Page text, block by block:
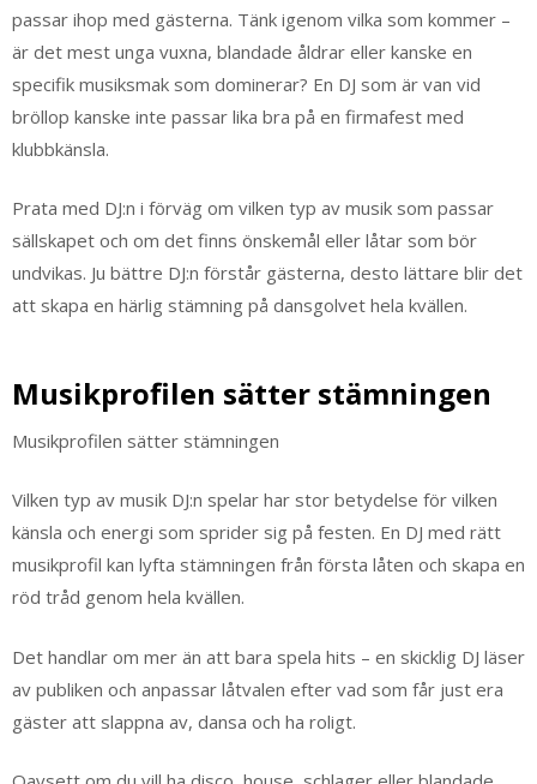
passar ihop med gästerna. Tänk igenom vilka som kommer –
är det mest unga vuxna, blandade åldrar eller kanske en
specifik musiksmak som dominerar? En DJ som är van vid
bröllop kanske inte passar lika bra på en firmafest med
klubbkänsla.
Prata med DJ:n i förväg om vilken typ av musik som passar
sällskapet och om det finns önskemål eller låtar som bör
undvikas. Ju bättre DJ:n förstår gästerna, desto lättare blir det
att skapa en härlig stämning på dansgolvet hela kvällen.
Musikprofilen sätter stämningen
Musikprofilen sätter stämningen
Vilken typ av musik DJ:n spelar har stor betydelse för vilken
känsla och energi som sprider sig på festen. En DJ med rätt
musikprofil kan lyfta stämningen från första låten och skapa en
röd tråd genom hela kvällen.
Det handlar om mer än att bara spela hits – en skicklig DJ läser
av publiken och anpassar låtvalen efter vad som får just era
gäster att slappna av, dansa och ha roligt.